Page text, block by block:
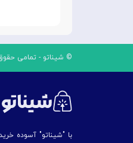
© شیناتو - تمامی
با "شیناتو" آسوده